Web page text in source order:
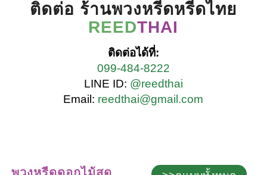
ติดต่อ ร้านพวงหรีดหรีดไทย
REEDTHAI
ติดต่อได้ที่:
099-484-8222
LINE ID: @reedthai
Email: reedthai@gmail.com